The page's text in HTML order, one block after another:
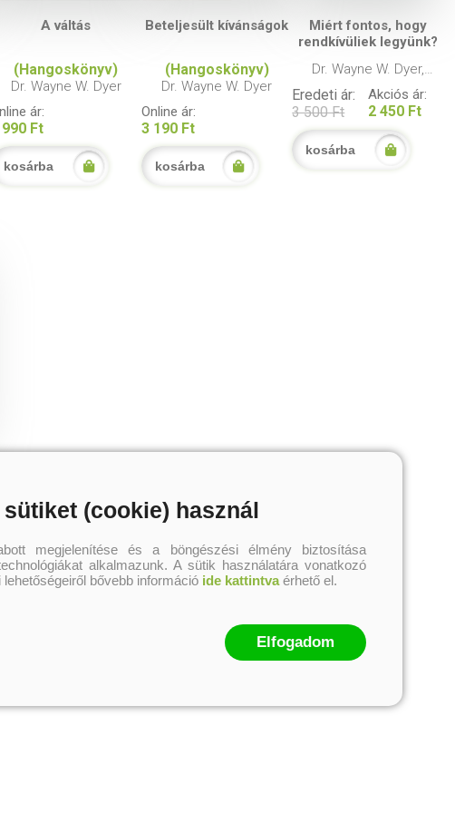
A váltás
(Hangoskönyv)
Dr. Wayne W. Dyer
ár:
990 Ft
kosárba
Beteljesült kívánságok
(Hangoskönyv)
Dr. Wayne W. Dyer
Online ár:
3 190 Ft
kosárba
Miért fontos, hogy
rendkívüliek legyünk?
Dr. Wayne W. Dyer,
Eckhart Tolle
Eredeti ár:
3 500 Ft
Akciós ár:
2 450 Ft
kosárba
(cookie) használ
megjelenítése és a böngészési élmény biztosítása
alkalmazunk. A sütik használatára vonatkozó
bővebb információ ide kattintvaérhető el.
Elfogadom